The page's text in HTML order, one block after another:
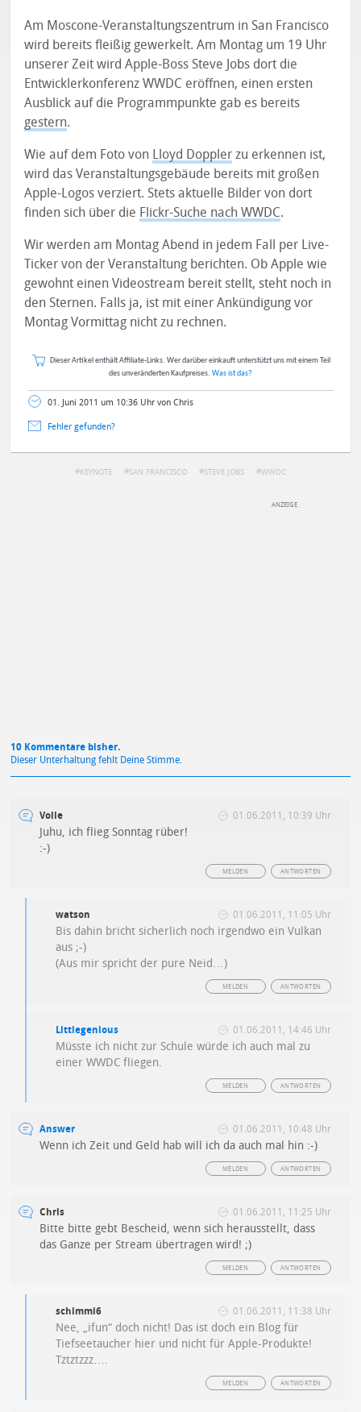
Am Moscone-Veranstaltungszentrum in San Francisco
wird bereits fleißig gewerkelt. Am Montag um 19 Uhr
unserer Zeit wird Apple-Boss Steve Jobs dort die
Entwicklerkonferenz WWDC eröffnen, einen ersten
Ausblick auf die Programmpunkte gab es bereits
gestern.
Wie auf dem Foto von Lloyd Doppler zu erkennen ist,
wird das Veranstaltungsgebäude bereits mit großen
Apple-Logos verziert. Stets aktuelle Bilder von dort
finden sich über die Flickr-Suche nach WWDC.
Wir werden am Montag Abend in jedem Fall per Live-
Ticker von der Veranstaltung berichten. Ob Apple wie
gewohnt einen Videostream bereit stellt, steht noch in
den Sternen. Falls ja, ist mit einer Ankündigung vor
Montag Vormittag nicht zu rechnen.
Dieser Artikel enthält Affiliate-Links. Wer darüber einkauft unterstützt uns mit einem Teil
des unveränderten Kaufpreises. Was ist das?
01. Juni 2011 um 10:36 Uhr von Chris
Fehler gefunden?
KEYNOTE SAN FRANCISCO STEVE JOBS WWDC
10 Kommentare bisher.
Dieser Unterhaltung fehlt Deine Stimme.
Volle 01.06.2011, 10:39 Uhr
Juhu, ich flieg Sonntag rüber!
:-)
ANTWORTEN
MELDEN
watson 01.06.2011, 11:05 Uhr
Bis dahin bricht sicherlich noch irgendwo ein Vulkan
aus ;-)
(Aus mir spricht der pure Neid…)
ANTWORTEN
MELDEN
Littlegenious 01.06.2011, 14:46 Uhr
Müsste ich nicht zur Schule würde ich auch mal zu
einer WWDC fliegen.
ANTWORTEN
MELDEN
Answer 01.06.2011, 10:48 Uhr
Wenn ich Zeit und Geld hab will ich da auch mal hin :-)
ANTWORTEN
MELDEN
Chris 01.06.2011, 11:25 Uhr
Bitte bitte gebt Bescheid, wenn sich herausstellt, dass
das Ganze per Stream übertragen wird! ;)
ANTWORTEN
MELDEN
schimmi6 01.06.2011, 11:38 Uhr
Nee, „ifun“ doch nicht! Das ist doch ein Blog für
Tiefseetaucher hier und nicht für Apple-Produkte!
Tztztzzz….
ANTWORTEN
MELDEN